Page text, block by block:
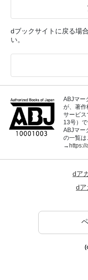
dブックサイトに戻る場
い。
ABJマー
が、著
サービ
13号）で
ABJマー
の一覧は
→https://
dア
dア